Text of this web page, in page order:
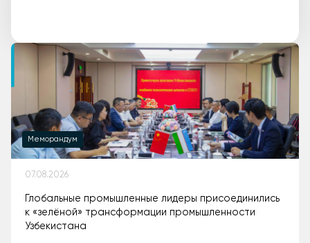
Меморандум
07.08.2026
Глобальные промышленные лидеры присоединились
к «зелёной» трансформации промышленности
Узбекистана